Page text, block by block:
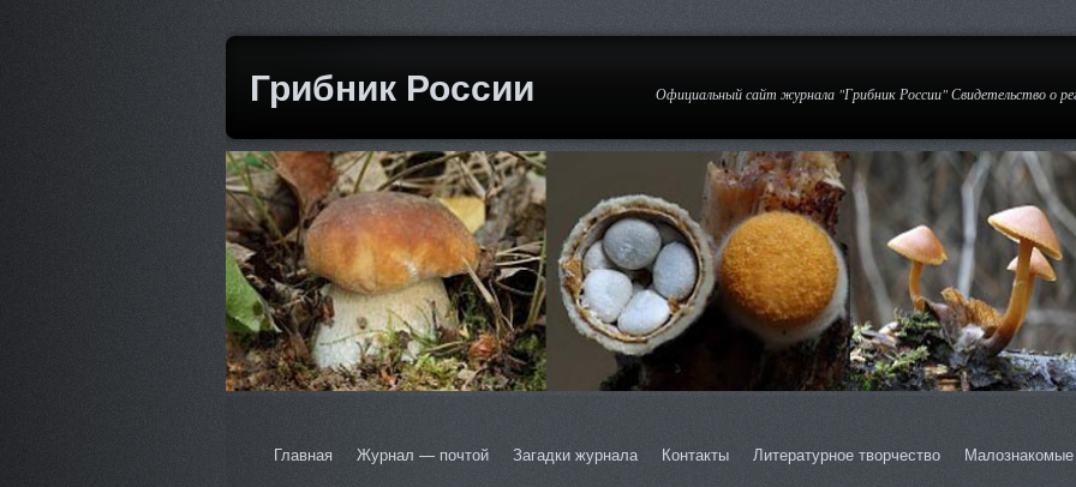
Грибник России Официальный сайт журнала "Грибник России" Свидетельство о
Главная Журнал — почтой Загадки журнала Контакты Литературное творчество